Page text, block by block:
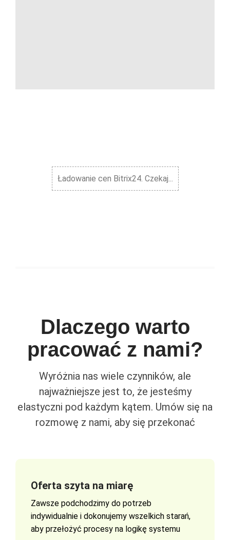
Ładowanie cen Bitrix24. Czekaj...
Dlaczego warto
pracować z nami?
Wyróżnia nas wiele czynników, ale
najważniejsze jest to, że jesteśmy
elastyczni pod każdym kątem. Umów się na
rozmowę z nami, aby się przekonać
Oferta szyta na miarę
Zawsze podchodzimy do potrzeb
indywidualnie i dokonujemy wszelkich starań,
aby przełożyć procesy na logikę systemu